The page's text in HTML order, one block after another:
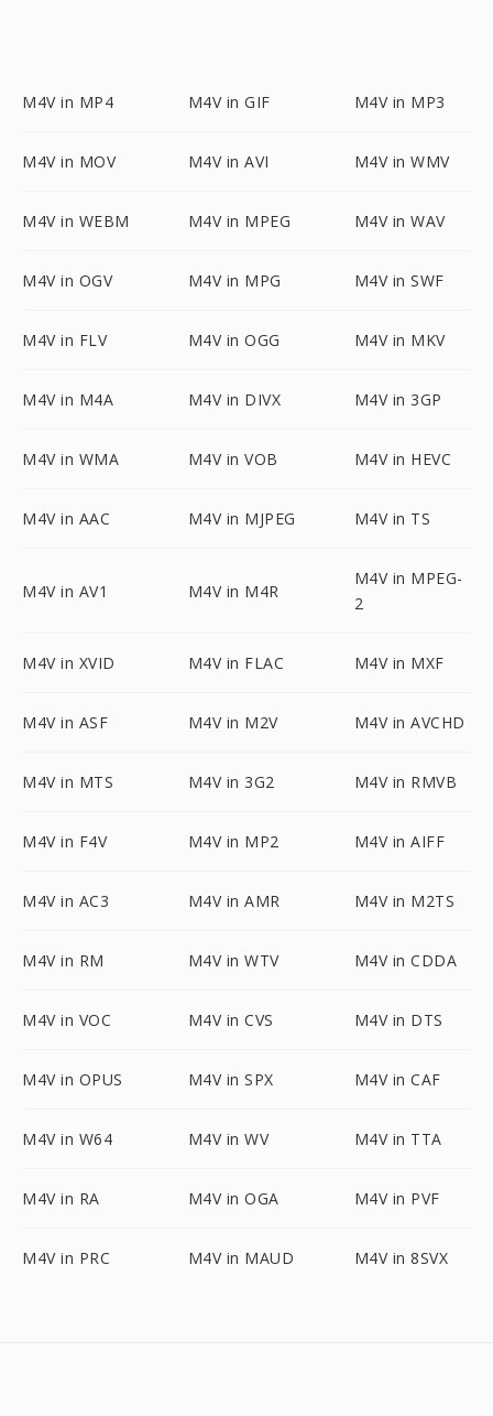
M4V in MP4 M4V in GIF M4V in MP3
M4V in MOV M4V in AVI M4V in WMV
M4V in WEBM M4V in MPEG M4V in WAV
M4V in OGV M4V in MPG M4V in SWF
M4V in FLV M4V in OGG M4V in MKV
M4V in M4A M4V in DIVX M4V in 3GP
M4V in WMA M4V in VOB M4V in HEVC
M4V in AAC M4V in MJPEG M4V in TS
M4V in AV1 M4V in M4R
M4V in MPEG-
2
M4V in XVID M4V in FLAC M4V in MXF
M4V in ASF M4V in M2V M4V in AVCHD
M4V in MTS M4V in 3G2 M4V in RMVB
M4V in F4V M4V in MP2 M4V in AIFF
M4V in AC3 M4V in AMR M4V in M2TS
M4V in RM M4V in WTV M4V in CDDA
M4V in VOC M4V in CVS M4V in DTS
M4V in OPUS M4V in SPX M4V in CAF
M4V in W64 M4V in WV M4V in TTA
M4V in RA M4V in OGA M4V in PVF
M4V in PRC M4V in MAUD M4V in 8SVX